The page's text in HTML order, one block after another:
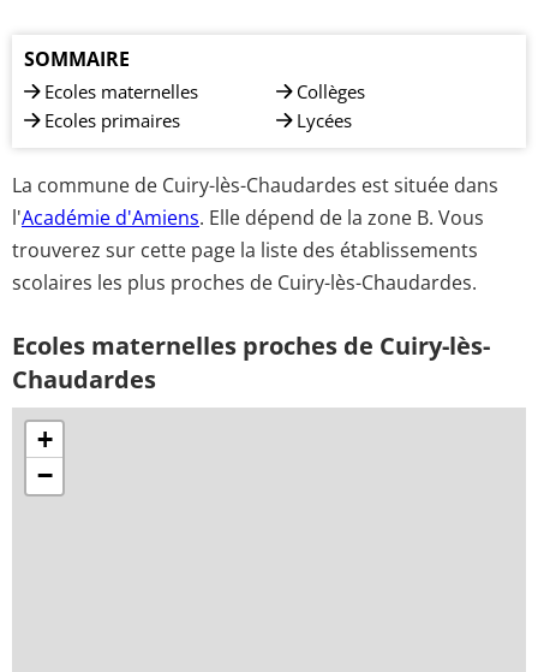
SOMMAIRE
Ecoles maternelles
Ecoles primaires
Collèges
Lycées
La commune de Cuiry-lès-Chaudardes est située dans
l'Académie d'Amiens. Elle dépend de la zone B. Vous
trouverez sur cette page la liste des établissements
scolaires les plus proches de Cuiry-lès-Chaudardes.
Ecoles maternelles proches de Cuiry-lès-
Chaudardes
+
−